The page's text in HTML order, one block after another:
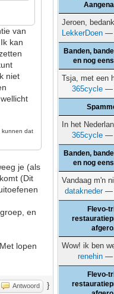
van
kan
niet
kunnen dat
je (als
(Dit
en
lopen
Antwoord }
Jeroen,
LekkerDoen —
Banden,
en nog
Tsja, met een
365cycle —
In het
365cycle —
Banden,
en nog
Vandaag m'n
datakneder—
Flevo-
Wow! ik ben
renehin —
Flevo-